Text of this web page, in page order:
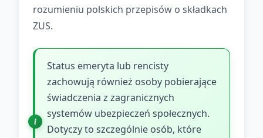
rozumieniu polskich przepisów o składkach
ZUS.
Status emeryta lub rencisty
zachowują również osoby pobierające
świadczenia z zagranicznych
systemów ubezpieczeń społecznych.
Dotyczy to szczególnie osób, które